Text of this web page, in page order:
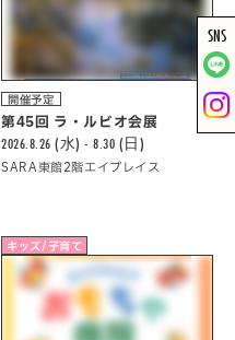
開催予定
第45回 ラ・ルビオ会展
2026.8.26 (水) - 8.30 (日)
SARA東館2階エイプレイス
キッズ/子育て
SNS